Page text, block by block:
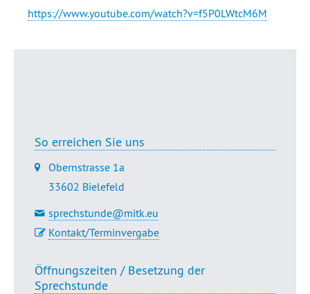
https://www.youtube.com/watch?v=f5P0LWtcM6M
So erreichen Sie uns
Obernstrasse 1a
33602 Bielefeld
sprechstunde@mitk.eu
Kontakt/Terminvergabe
Öffnungszeiten / Besetzung der
Sprechstunde